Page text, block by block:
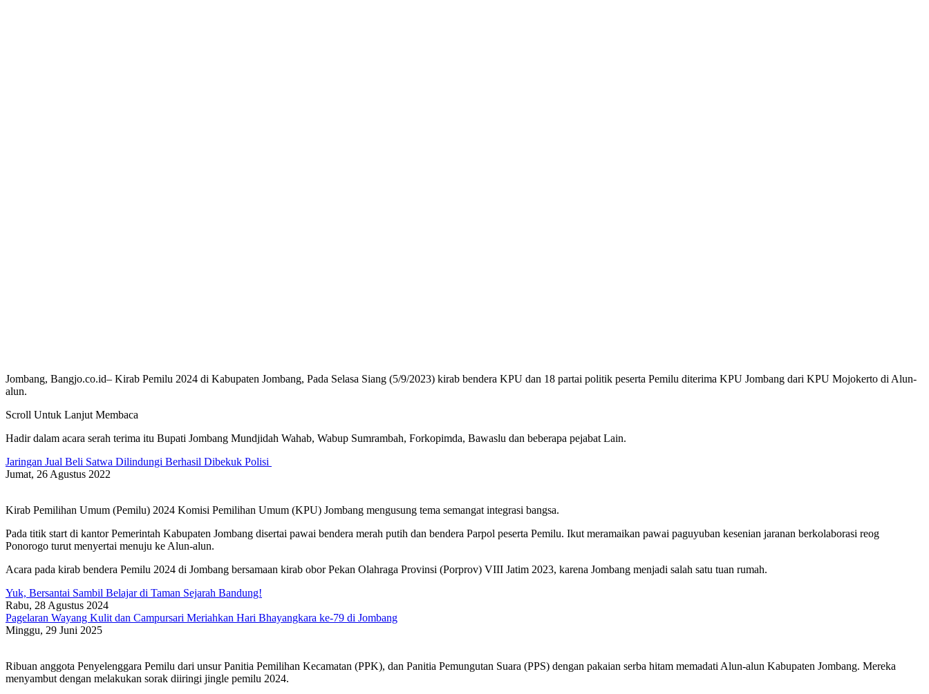
Jombang, Bangjo.co.id– Kirab Pemilu 2024 di Kabupaten Jombang, Pada Selasa Siang (5/9/2023) kirab bendera KPU dan 18 partai politik peserta Pemilu diterima KPU Jombang dari KPU Mojokerto di Alun-
alun.
Scroll Untuk Lanjut Membaca
Hadir dalam acara serah terima itu Bupati Jombang Mundjidah Wahab, Wabup Sumrambah, Forkopimda, Bawaslu dan beberapa pejabat Lain.
Jaringan Jual Beli Satwa Dilindungi Berhasil Dibekuk Polisi
Jumat, 26 Agustus 2022
Kirab Pemilihan Umum (Pemilu) 2024 Komisi Pemilihan Umum (KPU) Jombang mengusung tema semangat integrasi bangsa.
Pada titik start di kantor Pemerintah Kabupaten Jombang disertai pawai bendera merah putih dan bendera Parpol peserta Pemilu. Ikut meramaikan pawai paguyuban kesenian jaranan berkolaborasi reog
Ponorogo turut menyertai menuju ke Alun-alun.
Acara pada kirab bendera Pemilu 2024 di Jombang bersamaan kirab obor Pekan Olahraga Provinsi (Porprov) VIII Jatim 2023, karena Jombang menjadi salah satu tuan rumah.
Yuk, Bersantai Sambil Belajar di Taman Sejarah Bandung!
Rabu, 28 Agustus 2024
Pagelaran Wayang Kulit dan Campursari Meriahkan Hari Bhayangkara ke-79 di Jombang
Minggu, 29 Juni 2025
Ribuan anggota Penyelenggara Pemilu dari unsur Panitia Pemilihan Kecamatan (PPK), dan Panitia Pemungutan Suara (PPS) dengan pakaian serba hitam memadati Alun-alun Kabupaten Jombang. Mereka
menyambut dengan melakukan sorak diiringi jingle pemilu 2024.